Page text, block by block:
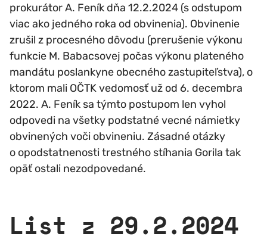
prokurátor A. Feník dňa 12.2.2024 (s odstupom
viac ako jedného roka od obvinenia). Obvinenie
zrušil z procesného dôvodu (prerušenie výkonu
funkcie M. Babacsovej počas výkonu plateného
mandátu poslankyne obecného zastupiteľstva), o
ktorom mali OČTK vedomosť už od 6. decembra
2022. A. Feník sa týmto postupom len vyhol
odpovedi na všetky podstatné vecné námietky
obvinených voči obvineniu. Zásadné otázky
o opodstatnenosti trestného stíhania Gorila tak
opäť ostali nezodpovedané.
List z 29.2.2024